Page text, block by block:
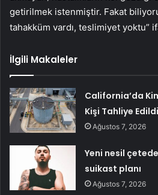
getirilmek istenmiştir. Fakat
tahakküm vardı, teslimiyet yoktu”
İlgili Makaleler
California’da
Kişi Tahliye Edildi
Ağustos 7, 2026
Yeni nesil
suikast planı
Ağustos 7, 2026